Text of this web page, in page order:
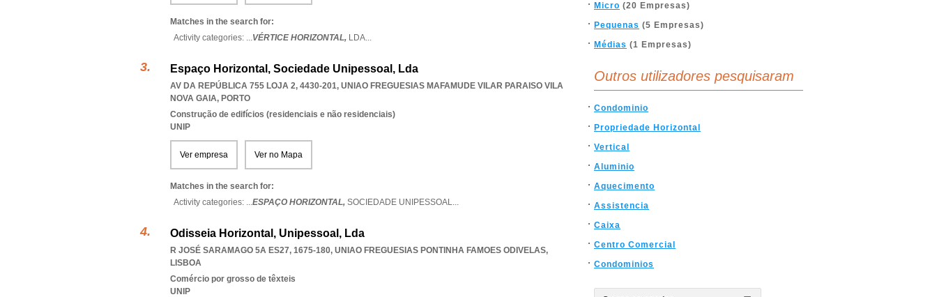
Matches in the search for:
Activity categories: ...VÉRTICE HORIZONTAL, LDA...
Espaço Horizontal, Sociedade Unipessoal, Lda
AV DA REPÚBLICA 755 LOJA 2, 4430-201, UNIAO FREGUESIAS MAFAMUDE VILAR PARAISO VILA
NOVA GAIA, PORTO
Construção de edifícios (residenciais e não residenciais)
UNIP
Ver empresa Ver no Mapa
Matches in the search for:
Activity categories: ...ESPAÇO HORIZONTAL, SOCIEDADE UNIPESSOAL...
Odisseia Horizontal, Unipessoal, Lda
R JOSÉ SARAMAGO 5A ES27, 1675-180, UNIAO FREGUESIAS PONTINHA FAMOES ODIVELAS,
LISBOA
Comércio por grosso de têxteis
UNIP
Micro (20 Empresas)
Pequenas (5 Empresas)
Médias (1 Empresas)
Outros utilizadores pesquisaram
Condominio
Propriedade Horizontal
Vertical
Aluminio
Aquecimento
Assistencia
Caixa
Centro Comercial
Condominios